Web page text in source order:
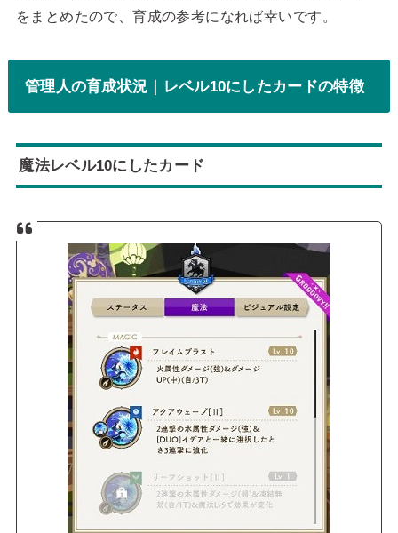
をまとめたので、育成の参考になれば幸いです。
管理人の育成状況｜レベル10にしたカードの特徴
魔法レベル10にしたカード